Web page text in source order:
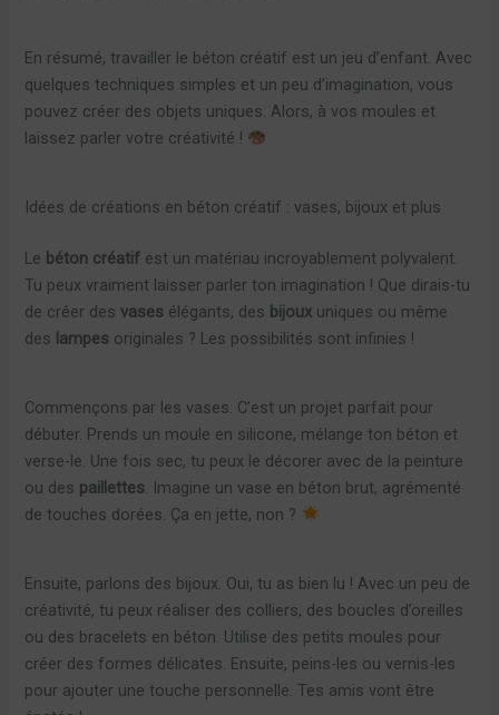
En résumé, travailler le béton créatif est un jeu d’enfant. Avec
quelques techniques simples et un peu d’imagination, vous
pouvez créer des objets uniques. Alors, à vos moules et
laissez parler votre créativité !
Idées de créations en béton créatif : vases, bijoux et plus
Le béton créatif est un matériau incroyablement polyvalent.
Tu peux vraiment laisser parler ton imagination ! Que dirais-tu
de créer des vases élégants, des bijoux uniques ou même
des lampes originales ? Les possibilités sont infinies !
Commençons par les vases. C’est un projet parfait pour
débuter. Prends un moule en silicone, mélange ton béton et
verse-le. Une fois sec, tu peux le décorer avec de la peinture
ou des paillettes. Imagine un vase en béton brut, agrémenté
de touches dorées. Ça en jette, non ?
Ensuite, parlons des bijoux. Oui, tu as bien lu ! Avec un peu de
créativité, tu peux réaliser des colliers, des boucles d’oreilles
ou des bracelets en béton. Utilise des petits moules pour
créer des formes délicates. Ensuite, peins-les ou vernis-les
pour ajouter une touche personnelle. Tes amis vont être